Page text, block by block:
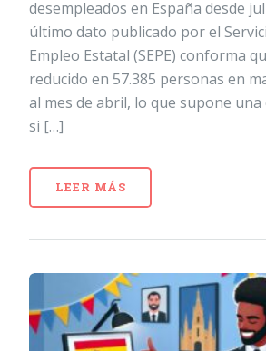
desempleados en España desde
último dato publicado por el
Empleo Estatal (SEPE) conforma
reducido en 57.385 personas en
al mes de abril, lo que supone una
si […]
LEER MÁS